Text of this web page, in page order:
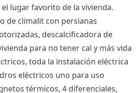
lugar favorito de la vivienda.
de climalit con persianas
descalcificadora de
para no tener cal y más vida
toda la instalación eléctrica
eléctricos uno para uso
térmicos, 4 diferenciales,